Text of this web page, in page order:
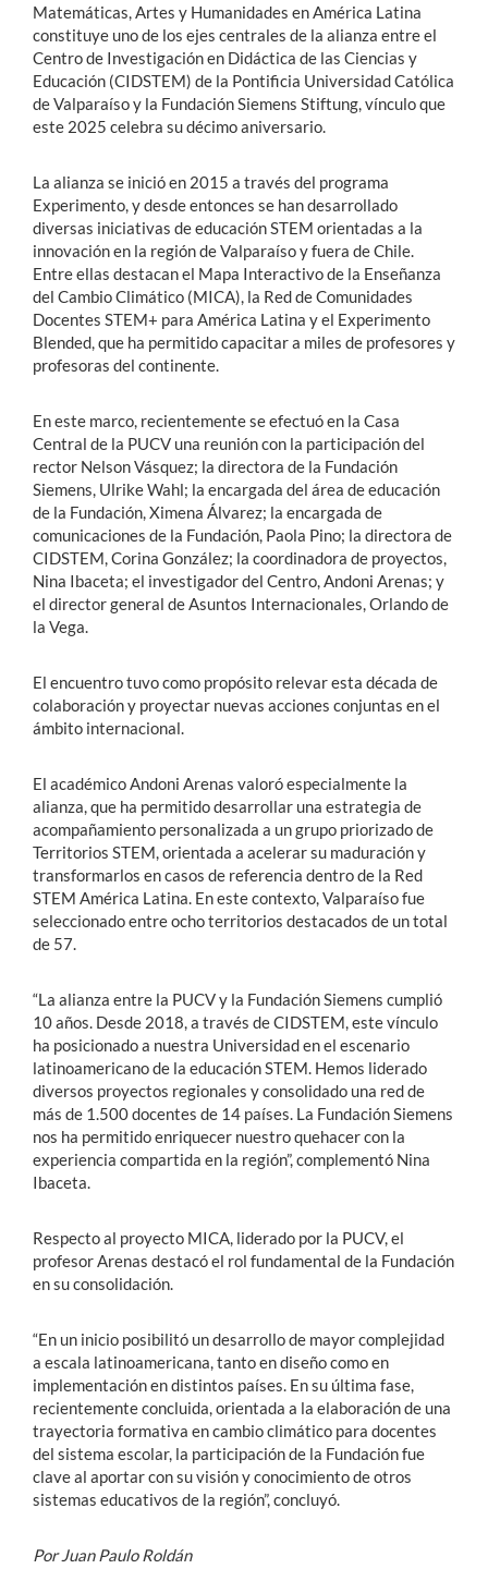
Matemáticas, Artes y Humanidades en América Latina
constituye uno de los ejes centrales de la alianza entre el
Centro de Investigación en Didáctica de las Ciencias y
Educación (CIDSTEM) de la Pontificia Universidad Católica
de Valparaíso y la Fundación Siemens Stiftung, vínculo que
este 2025 celebra su décimo aniversario.
La alianza se inició en 2015 a través del programa
Experimento, y desde entonces se han desarrollado
diversas iniciativas de educación STEM orientadas a la
innovación en la región de Valparaíso y fuera de Chile.
Entre ellas destacan el Mapa Interactivo de la Enseñanza
del Cambio Climático (MICA), la Red de Comunidades
Docentes STEM+ para América Latina y el Experimento
Blended, que ha permitido capacitar a miles de profesores y
profesoras del continente.
En este marco, recientemente se efectuó en la Casa
Central de la PUCV una reunión con la participación del
rector Nelson Vásquez; la directora de la Fundación
Siemens, Ulrike Wahl; la encargada del área de educación
de la Fundación, Ximena Álvarez; la encargada de
comunicaciones de la Fundación, Paola Pino; la directora de
CIDSTEM, Corina González; la coordinadora de proyectos,
Nina Ibaceta; el investigador del Centro, Andoni Arenas; y
el director general de Asuntos Internacionales, Orlando de
la Vega.
El encuentro tuvo como propósito relevar esta década de
colaboración y proyectar nuevas acciones conjuntas en el
ámbito internacional.
El académico Andoni Arenas valoró especialmente la
alianza, que ha permitido desarrollar una estrategia de
acompañamiento personalizada a un grupo priorizado de
Territorios STEM, orientada a acelerar su maduración y
transformarlos en casos de referencia dentro de la Red
STEM América Latina. En este contexto, Valparaíso fue
seleccionado entre ocho territorios destacados de un total
de 57.
“La alianza entre la PUCV y la Fundación Siemens cumplió
10 años. Desde 2018, a través de CIDSTEM, este vínculo
ha posicionado a nuestra Universidad en el escenario
latinoamericano de la educación STEM. Hemos liderado
diversos proyectos regionales y consolidado una red de
más de 1.500 docentes de 14 países. La Fundación Siemens
nos ha permitido enriquecer nuestro quehacer con la
experiencia compartida en la región”, complementó Nina
Ibaceta.
Respecto al proyecto MICA, liderado por la PUCV, el
profesor Arenas destacó el rol fundamental de la Fundación
en su consolidación.
“En un inicio posibilitó un desarrollo de mayor complejidad
a escala latinoamericana, tanto en diseño como en
implementación en distintos países. En su última fase,
recientemente concluida, orientada a la elaboración de una
trayectoria formativa en cambio climático para docentes
del sistema escolar, la participación de la Fundación fue
clave al aportar con su visión y conocimiento de otros
sistemas educativos de la región”, concluyó.
Por Juan Paulo Roldán